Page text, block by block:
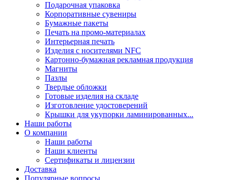
Подарочная упаковка
Корпоративные сувениры
Бумажные пакеты
Печать на промо-материалах
Интерьерная печать
Изделия с носителями NFC
Картонно-бумажная рекламная продукция
Магниты
Пазлы
Твердые обложки
Готовые изделия на складе
Изготовление удостоверений
Крышки для укупорки ламинированных...
Наши работы
О компании
Наши работы
Наши клиенты
Сертификаты и лицензии
Доставка
Популярные вопросы